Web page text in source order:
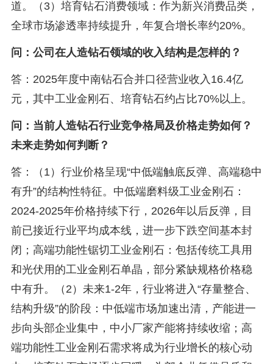
道。（3）培育钻石消费领域：作为新兴消费品类，
全球市场渗透率持续提升，年复合增长率约20%。
问：公司在人造钻石领域的收入结构是怎样的？
答：2025年度中南钻石合并口径营业收入16.4亿
元，其中工业金刚石、培育钻石约占比70%以上。
问：当前人造钻石行业竞争格局及价格走势如何？
未来走势如何判断？
答：（1）行业价格呈现“中低端触底反弹、高端稳中
有升”的结构性特征。中低端磨料级工业金刚石：
2024-2025年价格持续下行，2026年以后反弹，目
前已接近行业平均成本线，进一步下跌空间基本封
闭；高端功能性锯切工业金刚石：包括传统工具用
和光伏用的工业金刚石单晶，部分紧缺规格价格稳
中有升。（2）未来1-2年，行业将进入“存量整合、
结构升级”的阶段：中低端市场加速出清，产能进一
步向头部企业集中，中小厂家产能将持续收缩；高
端功能性工业金刚石需求将成为行业增长的核心动